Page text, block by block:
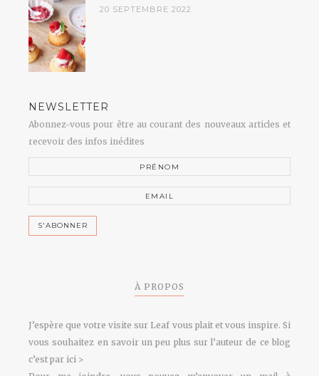
20 SEPTEMBRE 2022
NEWSLETTER
Abonnez-vous pour être au courant des nouveaux articles et
recevoir des infos inédites
À PROPOS
J’espère que votre visite sur Leaf vous plait et vous inspire. Si
vous souhaitez en savoir un peu plus sur l’auteur de ce blog
c’est par ici >